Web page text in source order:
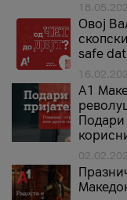
Овој
safe
А1
Подари